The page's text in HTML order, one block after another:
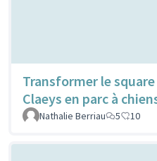
Transformer le
Claeys en parc à
Nathalie Berriau
5 10